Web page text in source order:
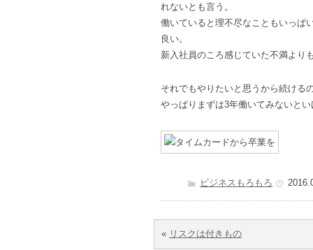
れないとも言う。
働いていると理不尽なこともいっぱ
良い。
新入社員のころ感じていた不満より
それでもやりたいと思うから続ける
やっぱりまずは3年働いてみないと
ビジネスもろもろ
« リスクは付きもの